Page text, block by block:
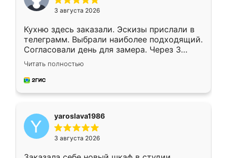
3 августа 2026
Кухню здесь заказали. Эскизы прислали в
телеграмм. Выбрали наиболее подходящий.
Согласовали день для замера. Через 3
недели кухня была уже готова. Остались
довольны работой. Спасибо Ренессанс
мебель за качественную работу!
Читать полностью
yaroslava1986
3 августа 2026